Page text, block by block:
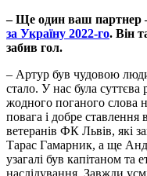
– Ще один ваш партнер
за Україну 2022-го. Він
забив гол.
– Артур був чудовою
стало. У нас була суттєва
жодного поганого слова
повага і добре
ветеранів ФК Львів, які
Тарас Гамарник, а ще
узагалі був капітаном
наслідування. Завжди